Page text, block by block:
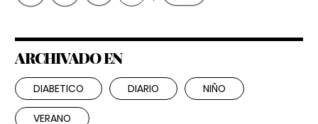
ARCHIVADO EN
DIABETICO DIARIO NIÑO
VERANO